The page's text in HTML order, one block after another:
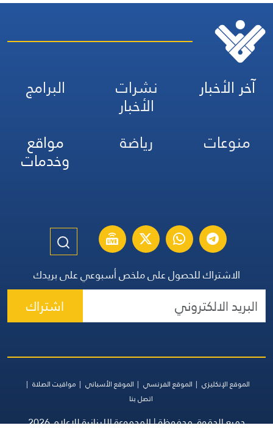
آخر الأخبار نشرات
الأخبار
البرامج
منوعات
رياضة مواقع
وخدمات
الاشتراك للحصول على ملخص أسبوعي على بريدك
اشتراك
الموقع الإنكليزي الموقع الفرنسي الموقع الأسباني
مواقيت الصلاة
اتصل بنا
جميع الحقوق محفوظة | المجموعة اللبنانية للإعلام 2026